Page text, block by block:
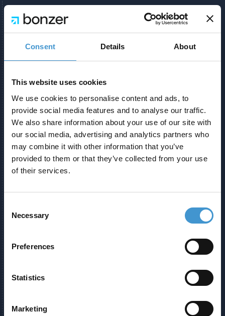
Consent Details About
This website uses cookies
We use cookies to personalise content and ads, to
provide social media features and to analyse our traffic.
We also share information about your use of our site with
our social media, advertising and analytics partners who
may combine it with other information that you’ve
provided to them or that they’ve collected from your use
of their services.
Selection
Necessary
Preferences
Statistics
Marketing